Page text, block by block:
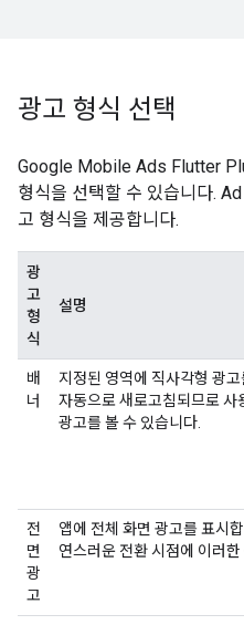
광고 형식 선택
Google Mobile Ads Flutter
형식을 선택할 수 있습니다.
고 형식을 제공합니다.
광
고
형
식
설명
배
너
지정된 영역에 직사각형 광
자동으로 새로고침되므로 사
광고를 볼 수 있습니다.
전
면
광
고
앱에 전체 화면 광고를 표시
연스러운 전환 시점에 이러한